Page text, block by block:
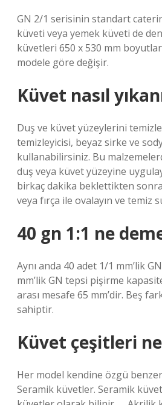
GN 2/1 serisinin standart
küveti veya yemek küveti de
küvetleri 650 x 530 mm
modele göre değişir.
Küvet nasıl
Duş ve küvet yüzeylerini
temizleyicisi, beyaz sirke ve
kullanabilirsiniz. Bu
duş veya küvet yüzeyine
birkaç dakika beklettikten
veya fırça ile ovalayın ve temiz
40 gn 1:1 ne
Aynı anda 40 adet 1/1 mm’lik
mm’lik GN tepsi pişirme
arası mesafe 65 mm’dir. Beş
sahiptir.
Küvet çeşitleri
Her model kendine özgü
Seramik küvetler. Seramik